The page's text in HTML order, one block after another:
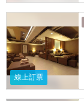
線上訂票